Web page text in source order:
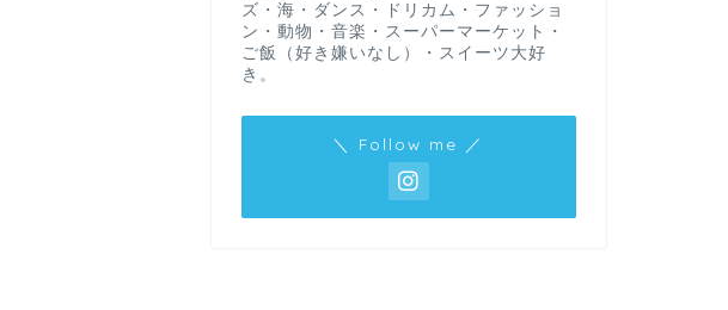
ズ・海・ダンス・ドリカム・ファッショ
ン・動物・音楽・スーパーマーケット・
ご飯（好き嫌いなし）・スイーツ大好
き。
＼ Follow me ／